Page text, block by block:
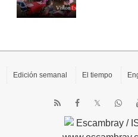
Edición semanal El tiempo
Escambray /